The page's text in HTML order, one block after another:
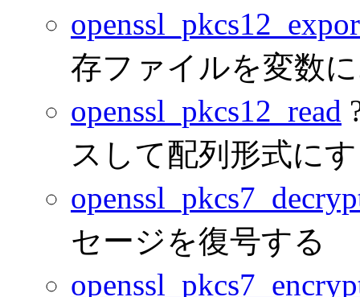
存ファイルを変数
openssl_pkcs12_read
スして配列形式に
セージを復号する